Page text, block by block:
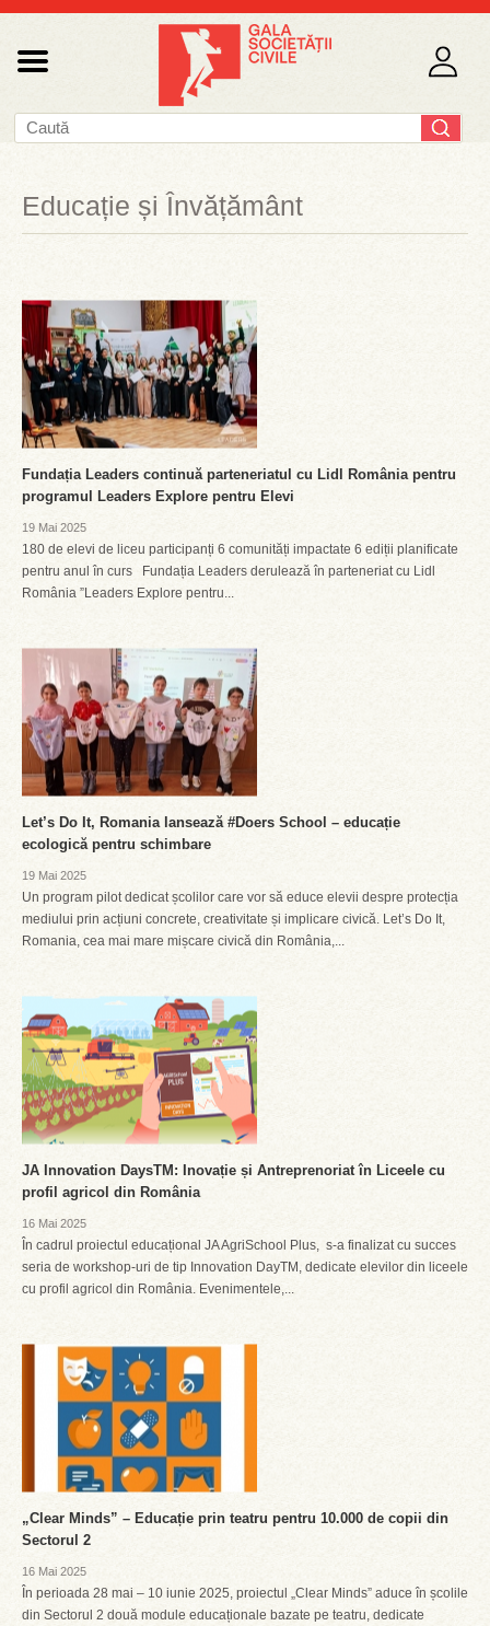
Educație și Învățământ
Fundația Leaders continuă parteneriatul cu Lidl România pentru
programul Leaders Explore pentru Elevi
19 Mai 2025
180 de elevi de liceu participanți 6 comunități impactate 6 ediții planificate
pentru anul în curs Fundația Leaders derulează în parteneriat cu Lidl
România ”Leaders Explore pentru...
Let’s Do It, Romania lansează #Doers School – educație
ecologică pentru schimbare
19 Mai 2025
Un program pilot dedicat școlilor care vor să educe elevii despre protecția
mediului prin acțiuni concrete, creativitate și implicare civică. Let’s Do It,
Romania, cea mai mare mișcare civică din România,...
JA Innovation DaysTM: Inovație și Antreprenoriat în Liceele cu
profil agricol din România
16 Mai 2025
În cadrul proiectul educațional JA AgriSchool Plus, s-a finalizat cu succes
seria de workshop-uri de tip Innovation DayTM, dedicate elevilor din liceele
cu profil agricol din România. Evenimentele,...
„Clear Minds” – Educație prin teatru pentru 10.000 de copii din
Sectorul 2
16 Mai 2025
În perioada 28 mai – 10 iunie 2025, proiectul „Clear Minds” aduce în școlile
din Sectorul 2 două module educaționale bazate pe teatru, dedicate